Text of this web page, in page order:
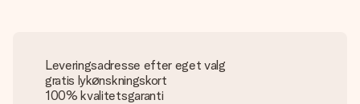
Leveringsadresse efter eget valg
gratis lykønskningskort
100% kvalitetsgaranti